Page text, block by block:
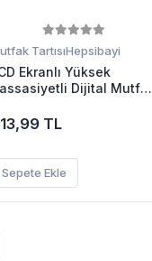
TartısıHepsibayi
Ekranlı Yüksek
Dijital Mutfak
TL
Sepete Ekle